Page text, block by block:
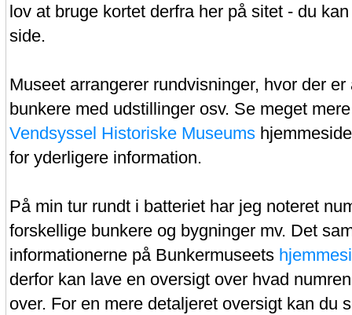
lov at bruge kortet derfra her på sitet - du
side.
Museet arrangerer rundvisninger, hvor der
bunkere med udstillinger osv. Se meget
Vendsyssel Historiske Museums
for yderligere information.
På min tur rundt i batteriet har jeg noteret
forskellige bunkere og bygninger mv. Det
informationerne på Bunkermuseets
derfor kan lave en oversigt over hvad
over. For en mere detaljeret oversigt kan du